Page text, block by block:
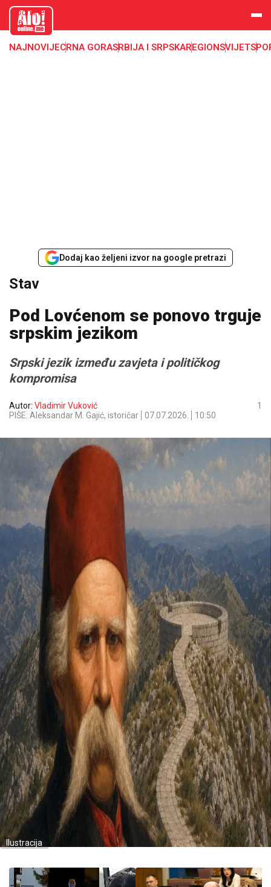
aloonline.
me
NAJNOVIJECRNA GORASRBIJA I SRPSKAREGIONSVIJET
Dodaj kao željeni izvor na google pretrazi
Stav
Pod Lovćenom se ponovo trguje
srpskim jezikom
Srpski jezik između zavjeta i političkog
kompromisa
Autor: Vladimir Vuković
PIŠE: Aleksandar M. Gajić, istoričar
07.07.2026. 10:50
1
Ilustracija